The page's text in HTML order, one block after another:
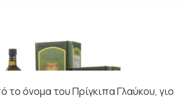
το όνομα του Πρίγκιπα Γλαύκου, γιο